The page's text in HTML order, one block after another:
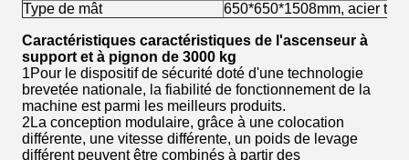
Type de mât
650*650*1508mm, acier
Caractéristiques caractéristiques de l'ascenseur à
support et à pignon de 3000 kg
1Pour le dispositif de sécurité doté d'une technologie
brevetée nationale, la fiabilité de fonctionnement de la
machine est parmi les meilleurs produits.
2La conception modulaire, grâce à une colocation
différente, une vitesse différente, un poids de levage
différent peuvent être combinés à partir des